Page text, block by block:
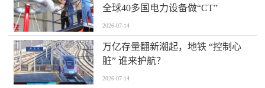
全球40多国电力设备做“CT”
2026-07-14
万亿存量翻新潮起，地铁 “控制心
脏” 谁来护航？
2026-07-14